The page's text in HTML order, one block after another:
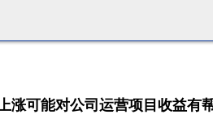
涨可能对公司运营项目收益有